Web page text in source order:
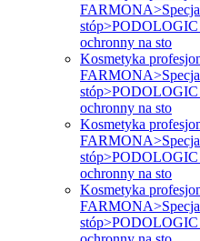
ochronny na sto
Kosmetyka
ochronny na sto
Kosmetyka
ochronny na sto
Kosmetyka